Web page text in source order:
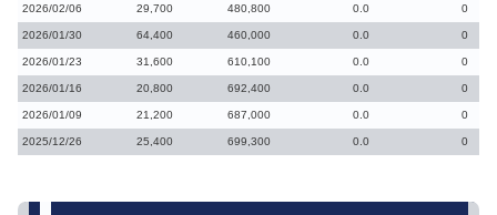
2026/02/06 29,700 480,800 0.0 0
2026/01/30 64,400 460,000 0.0 0
2026/01/23 31,600 610,100 0.0 0
2026/01/16 20,800 692,400 0.0 0
2026/01/09 21,200 687,000 0.0 0
2025/12/26 25,400 699,300 0.0 0